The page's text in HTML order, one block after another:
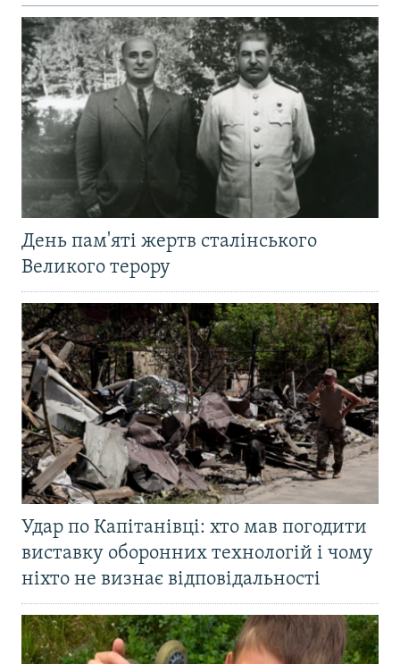
День пам'яті жертв сталінського
Великого терору
Удар по Капітанівці: хто мав погодити
виставку оборонних технологій і чому
ніхто не визнає відповідальності